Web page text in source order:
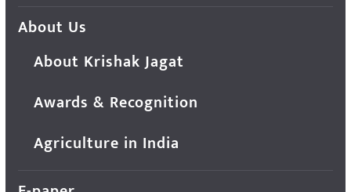
About Us
About Krishak Jagat
Awards & Recognition
Agriculture in India